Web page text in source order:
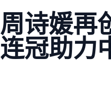
诗媛再
冠助力